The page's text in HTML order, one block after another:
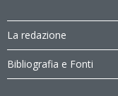
La redazione
Bibliografia e Fonti